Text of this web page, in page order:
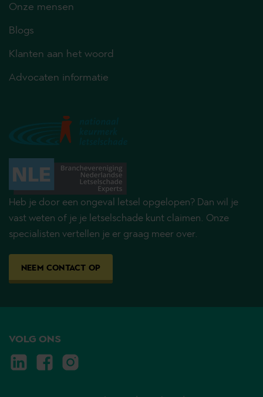
Onze mensen
Blogs
Klanten aan het woord
Advocaten informatie
Heb je door een ongeval letsel opgelopen? Dan wil je
vast weten of je je letselschade kunt claimen. Onze
specialisten vertellen je er graag meer over.
NEEM CONTACT OP
VOLG ONS